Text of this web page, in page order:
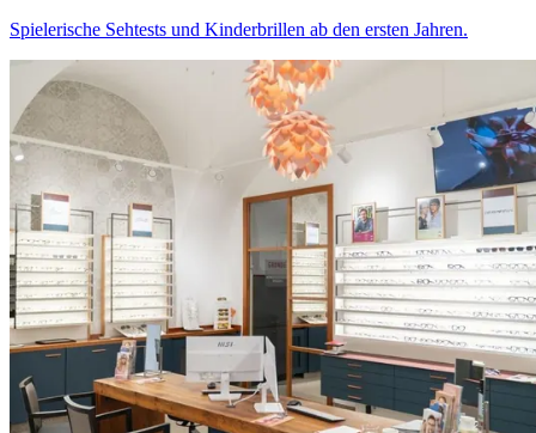
Spielerische Sehtests und Kinderbrillen ab den ersten Jahren.